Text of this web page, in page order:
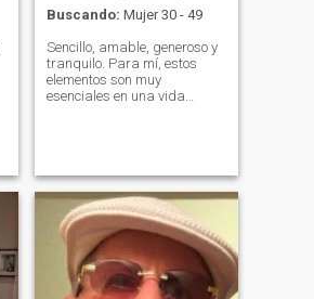
Buscando: Mujer 30 - 49
Sencillo, amable, generoso y
tranquilo. Para mí, estos
elementos son muy
esenciales en una vida
conflictos, asistencia mutua
para que todos puedan
prosperar. Me gusta la
meditación/yoga, la música,
la lectura y el baile.